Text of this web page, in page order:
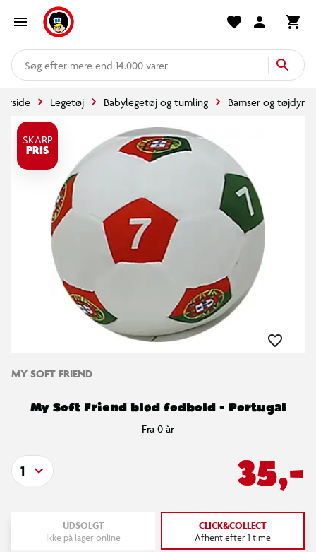
mere end 14.000 varer
Legetøj Babylegetøj og tumling Bamser og tøjdyr
SKARP
PRIS
MY SOFT FRIEND
My Soft Friend blød fodbold - Portugal
Fra 0 år
35,-
1
UDSOLGT
Ikke på lager online
CLICK&COLLECT
Afhent efter 1 time